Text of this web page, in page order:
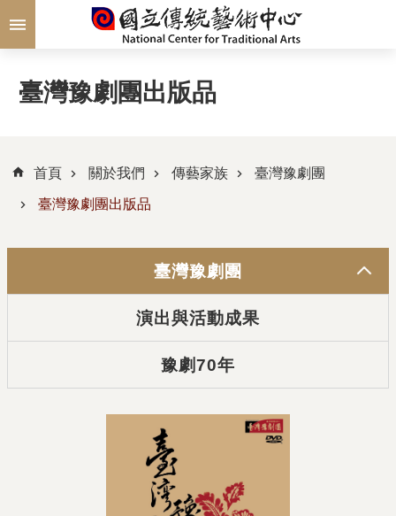
跳到主要內容區塊
臺灣豫劇團出版品
首頁 關於我們 傳藝家族 臺灣豫劇團
臺灣豫劇團出版品
臺灣豫劇團
演出與活動成果
豫劇70年